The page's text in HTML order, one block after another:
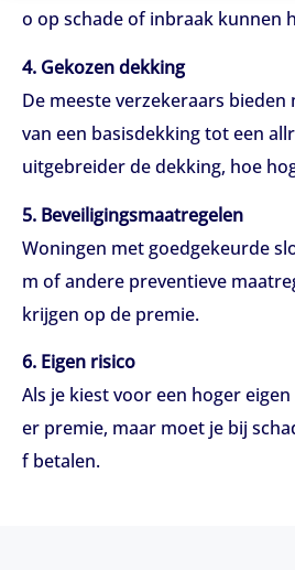
o op schade of inbraak kunnen
4. Gekozen dekking
De meeste verzekeraars
van een basisdekking tot een
uitgebreider de dekking, hoe
5. Beveiligingsmaatregelen
Woningen met goedgekeurde
m of andere preventieve
krijgen op de premie.
6. Eigen risico
Als je kiest voor een hoger
er premie, maar moet je bij
f betalen.